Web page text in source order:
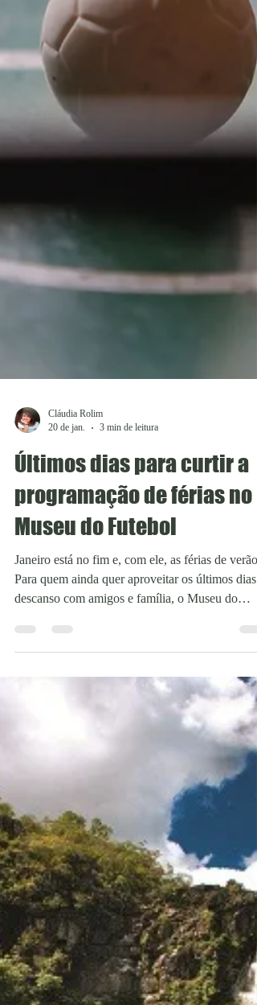
20 de jan.
3 min de leitura
Últimos dias para curtir a
programação de férias no
Museu do Futebol
Janeiro está no fim e, com ele, as férias de verão.
Para quem ainda quer aproveitar os últimos dias
Futebo l oferece uma ótima opção: o Férias no
do Mundo masculina, a programação reúne
atividades ao ar livre que combinam brincadeiras,
jogos, oficinas e experiências interativas.
Localizado no Estádio do Pacaembu, o Museu
Futebo